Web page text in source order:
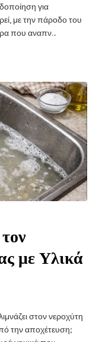
για
με την πάροδο του
που αναπν…
με Υλικά
στον νεροχύτη
την αποχέτευση;